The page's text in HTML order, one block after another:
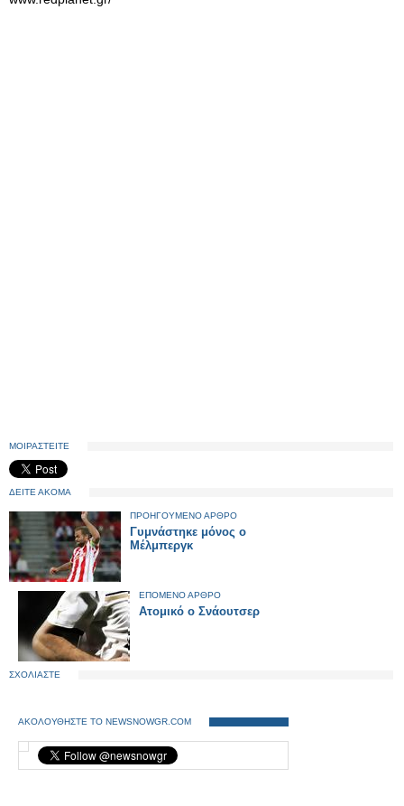
ΜΟΙΡΑΣΤΕΙΤΕ
ΔΕΙΤΕ ΑΚΟΜΑ
ΠΡΟΗΓΟΥΜΕΝΟ ΑΡΘΡΟ
Γυμνάστηκε μόνος ο
Μέλμπεργκ
ΕΠΟΜΕΝΟ ΑΡΘΡΟ
Ατομικό ο Σνάουτσερ
ΣΧΟΛΙΑΣΤΕ
ΑΚΟΛΟΥΘΗΣΤΕ ΤΟ NEWSNOWGR.COM